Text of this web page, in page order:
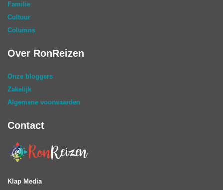
Familie
Cultuur
Columns
Over RonReizen
Onze bloggers
Zakelijk
Algemene voorwaarden
Contact
Klap Media